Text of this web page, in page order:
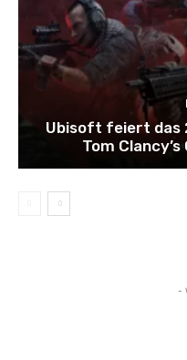
Ubisoft feiert das
Tom
-